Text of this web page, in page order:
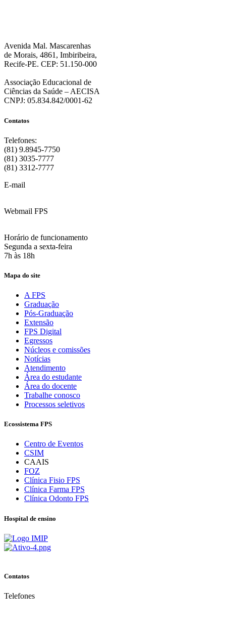
Avenida Mal. Mascarenhas
de Morais, 4861, Imbiribeira,
Recife-PE. CEP: 51.150-000
Associação Educacional de
Ciências da Saúde – AECISA
CNPJ: 05.834.842/0001-62
Contatos
Telefones:
(81) 9.8945-7750
(81) 3035-7777
(81) 3312-7777
E-mail
Webmail FPS
Horário de funcionamento
Segunda a sexta-feira
7h às 18h
Mapa do site
A FPS
Graduação
Pós-Graduação
Extensão
FPS Digital
Egressos
Núcleos e comissões
Notícias
Atendimento
Área do estudante
Área do docente
Trabalhe conosco
Processos seletivos
Ecossistema FPS
Centro de Eventos
CSIM
CAAIS
FOZ
Clínica Fisio FPS
Clínica Farma FPS
Clínica Odonto FPS
Hospital de ensino
Contatos
Telefones